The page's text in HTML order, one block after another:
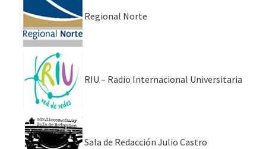
Regional Norte
RIU – Radio Internacional Universitaria
Sala de Redacción Julio Castro